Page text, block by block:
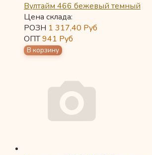
Вултайм 466 бежевый темный
Цена склада:
РОЗН 1 317,40 Руб
ОПТ941 Руб